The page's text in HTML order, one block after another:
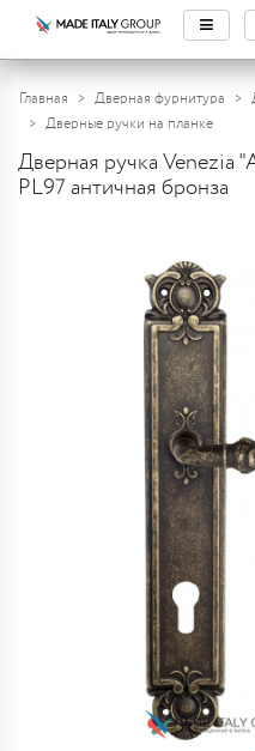
≡
Главная Дверная фурнитура
Дверные ручки на планке
Дверная ручка Venezia
PL97 античная бронза